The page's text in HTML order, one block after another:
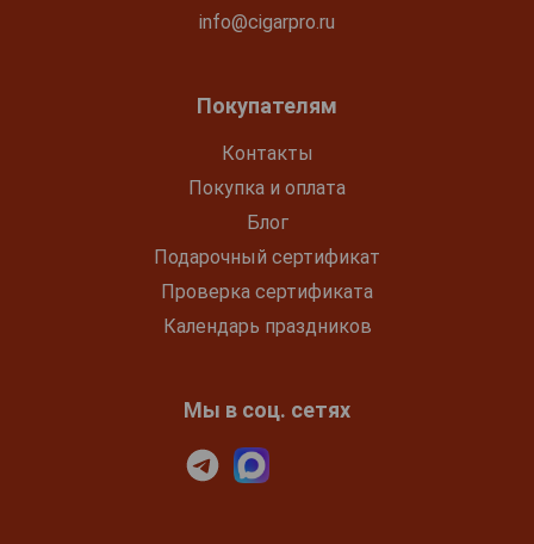
info@cigarpro.ru
Покупателям
Контакты
Покупка и оплата
Блог
Подарочный сертификат
Проверка сертификата
Календарь праздников
Мы в соц. сетях